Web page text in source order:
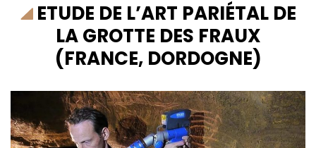
ETUDE DE L’ART PARIÉTAL DE
LA GROTTE DES FRAUX
(FRANCE, DORDOGNE)